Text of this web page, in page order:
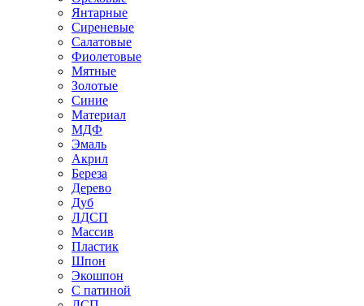
Янтарные
Сиреневые
Салатовые
Фиолетовые
Мятные
Золотые
Синие
Материал
МДФ
Эмаль
Акрил
Береза
Дерево
Дуб
ЛДСП
Массив
Пластик
Шпон
Экошпон
С патиной